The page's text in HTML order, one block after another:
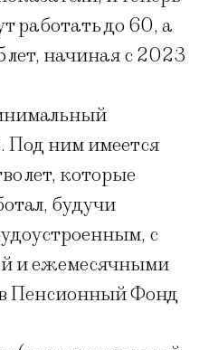
работать до 60, а
начиная с 2023
Под ним имеется
лет, которые
будучи
с
и ежемесячными
Пенсионный Фонд